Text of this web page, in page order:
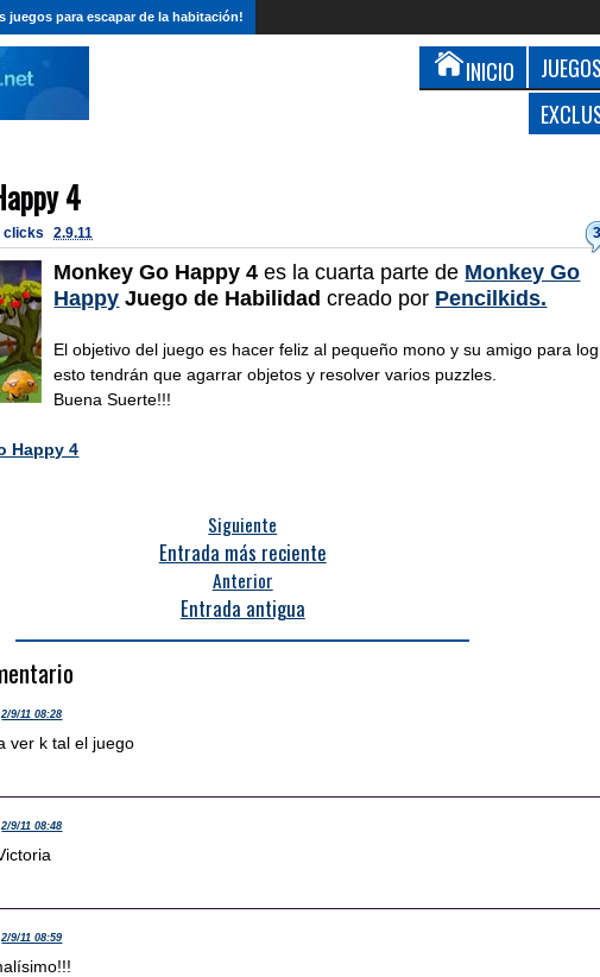
juegos para escapar de la habitación!
INICIO
4
clicks 2.9.11
Monkey Go Happy 4 es la cuarta parte de Monkey Go
Happy Juego de Habilidad creado por Pencilkids.
El objetivo del juego es hacer feliz al pequeño mono y su amigo para
esto tendrán que agarrar objetos y resolver varios puzzles.
Buena Suerte!!!
Happy 4
Siguiente
Entrada más reciente
Anterior
Entrada antigua
2/9/11 08:28
ver k tal el juego
2/9/11 08:48
2/9/11 08:59